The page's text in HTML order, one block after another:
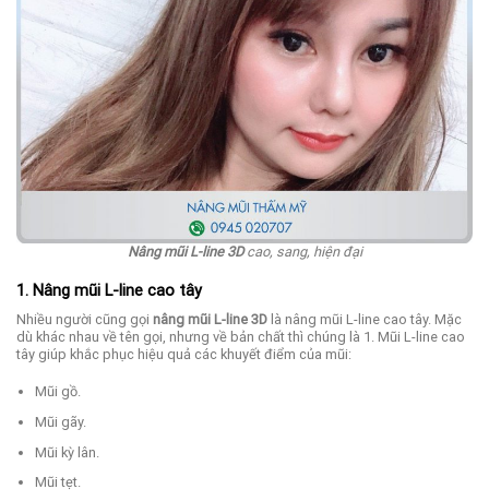
Nâng mũi L-line 3Dcao, sang, hiện đại
1. Nâng mũi L-line cao tây
Nhiều người cũng gọi nâng mũi L-line 3D là nâng mũi L-line cao tây. Mặc
dù khác nhau về tên gọi, nhưng về bản chất thì chúng là 1. Mũi L-line cao
tây giúp khắc phục hiệu quả các khuyết điểm của mũi:
Mũi gồ.
Mũi gãy.
Mũi kỳ lân.
Mũi tẹt.